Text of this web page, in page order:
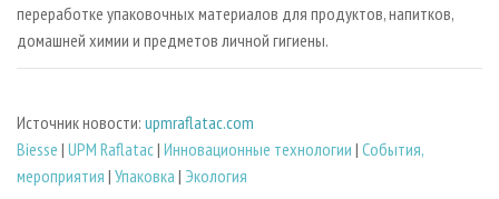
переработке упаковочных материалов для продуктов, напитков,
домашней химии и предметов личной гигиены.
Источник новости: upmraflatac.com
Biesse | UPM Raflatac| Инновационные технологии | События,
мероприятия | Упаковка | Экология